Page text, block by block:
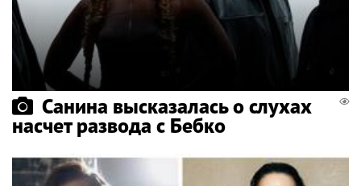
Санина высказалась о слухах
насчет развода с Бебко